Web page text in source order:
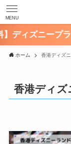
MENU
ディズニープラ
ホーム 香港ディズ
香港ディズ